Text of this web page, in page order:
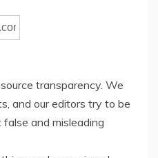
transparency. We
and our editors try to be
and misleading